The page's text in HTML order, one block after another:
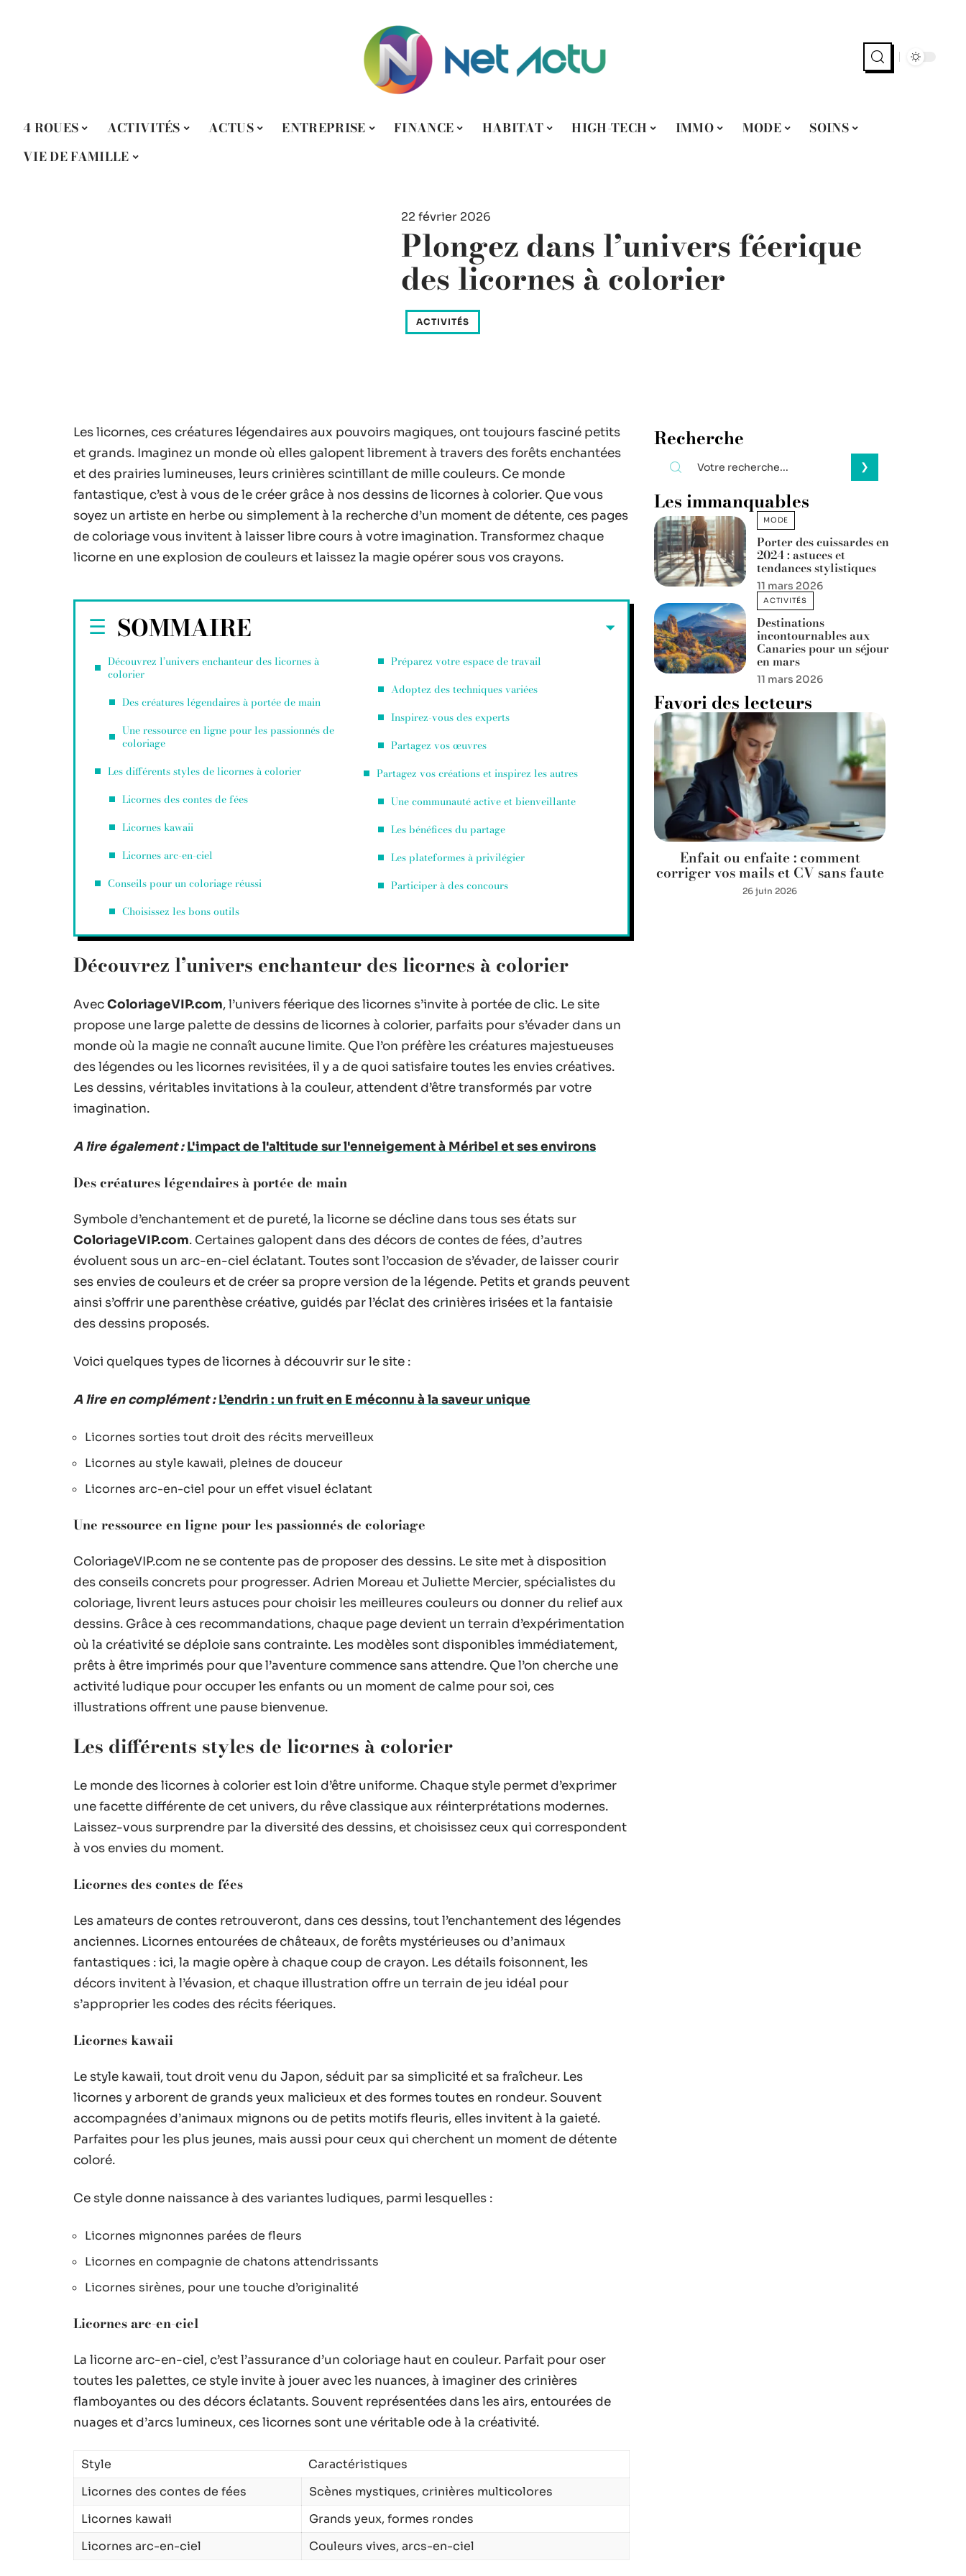
4 ROUES ACTIVITÉS ACTUS ENTREPRISE FINANCE HABITAT HIGH-TECH IMMO MODE
SOINS
VIE DE FAMILLE
22 février 2026
Plongez dans l’univers féerique
des licornes à colorier
ACTIVITÉS
Les licornes, ces créatures légendaires aux pouvoirs magiques, ont toujours fasciné petits
et grands. Imaginez un monde où elles galopent librement à travers des forêts enchantées
et des prairies lumineuses, leurs crinières scintillant de mille couleurs. Ce monde
fantastique, c’est à vous de le créer grâce à nos dessins de licornes à colorier. Que vous
soyez un artiste en herbe ou simplement à la recherche d’un moment de détente, ces pages
de coloriage vous invitent à laisser libre cours à votre imagination. Transformez chaque
licorne en une explosion de couleurs et laissez la magie opérer sous vos crayons.
SOMMAIRE
Découvrez l’univers enchanteur des licornes à
colorier
Des créatures légendaires à portée de main
Une ressource en ligne pour les passionnés de
coloriage
Les différents styles de licornes à colorier
Licornes des contes de fées
Licornes kawaii
Licornes arc-en-ciel
Conseils pour un coloriage réussi
Choisissez les bons outils
Préparez votre espace de travail
Adoptez des techniques variées
Inspirez-vous des experts
Partagez vos œuvres
Partagez vos créations et inspirez les autres
Une communauté active et bienveillante
Les bénéfices du partage
Les plateformes à privilégier
Participer à des concours
Découvrez l’univers enchanteur des licornes à colorier
AvecColoriageVIP.com, l’univers féerique des licornes s’invite à portée de clic. Le site
propose une large palette de dessins de licornes à colorier, parfaits pour s’évader dans un
monde où la magie ne connaît aucune limite. Que l’on préfère les créatures majestueuses
des légendes ou les licornes revisitées, il y a de quoi satisfaire toutes les envies créatives.
Les dessins, véritables invitations à la couleur, attendent d’être transformés par votre
imagination.
A lire également : L'impact de l'altitude sur l'enneigement à Méribel et ses environs
Des créatures légendaires à portée de main
Symbole d’enchantement et de pureté, la licorne se décline dans tous ses états sur
ColoriageVIP.com. Certaines galopent dans des décors de contes de fées, d’autres
évoluent sous un arc-en-ciel éclatant. Toutes sont l’occasion de s’évader, de laisser courir
ses envies de couleurs et de créer sa propre version de la légende. Petits et grands peuvent
ainsi s’offrir une parenthèse créative, guidés par l’éclat des crinières irisées et la fantaisie
des dessins proposés.
Voici quelques types de licornes à découvrir sur le site :
A lire en complément : L’endrin : un fruit en E méconnu à la saveur unique
Licornes sorties tout droit des récits merveilleux
Licornes au style kawaii, pleines de douceur
Licornes arc-en-ciel pour un effet visuel éclatant
Une ressource en ligne pour les passionnés de coloriage
ColoriageVIP.com ne se contente pas de proposer des dessins. Le site met à disposition
des conseils concrets pour progresser. Adrien Moreau et Juliette Mercier, spécialistes du
coloriage, livrent leurs astuces pour choisir les meilleures couleurs ou donner du relief aux
dessins. Grâce à ces recommandations, chaque page devient un terrain d’expérimentation
où la créativité se déploie sans contrainte. Les modèles sont disponibles immédiatement,
prêts à être imprimés pour que l’aventure commence sans attendre. Que l’on cherche une
activité ludique pour occuper les enfants ou un moment de calme pour soi, ces
illustrations offrent une pause bienvenue.
Les différents styles de licornes à colorier
Le monde des licornes à colorier est loin d’être uniforme. Chaque style permet d’exprimer
une facette différente de cet univers, du rêve classique aux réinterprétations modernes.
Laissez-vous surprendre par la diversité des dessins, et choisissez ceux qui correspondent
à vos envies du moment.
Licornes des contes de fées
Les amateurs de contes retrouveront, dans ces dessins, tout l’enchantement des légendes
anciennes. Licornes entourées de châteaux, de forêts mystérieuses ou d’animaux
fantastiques : ici, la magie opère à chaque coup de crayon. Les détails foisonnent, les
décors invitent à l’évasion, et chaque illustration offre un terrain de jeu idéal pour
s’approprier les codes des récits féeriques.
Licornes kawaii
Le style kawaii, tout droit venu du Japon, séduit par sa simplicité et sa fraîcheur. Les
licornes y arborent de grands yeux malicieux et des formes toutes en rondeur. Souvent
accompagnées d’animaux mignons ou de petits motifs fleuris, elles invitent à la gaieté.
Parfaites pour les plus jeunes, mais aussi pour ceux qui cherchent un moment de détente
coloré.
Ce style donne naissance à des variantes ludiques, parmi lesquelles :
Licornes mignonnes parées de fleurs
Licornes en compagnie de chatons attendrissants
Licornes sirènes, pour une touche d’originalité
Licornes arc-en-ciel
La licorne arc-en-ciel, c’est l’assurance d’un coloriage haut en couleur. Parfait pour oser
toutes les palettes, ce style invite à jouer avec les nuances, à imaginer des crinières
flamboyantes ou des décors éclatants. Souvent représentées dans les airs, entourées de
nuages et d’arcs lumineux, ces licornes sont une véritable ode à la créativité.
Style
Caractéristiques
Licornes des contes de fées
Scènes mystiques, crinières multicolores
Licornes kawaii
Grands yeux, formes rondes
Licornes arc-en-ciel
Couleurs vives, arcs-en-ciel
Recherche
Les immanquables
MODE
Porter des cuissardes en
2024 : astuces et
tendances stylistiques
11 mars 2026
ACTIVITÉS
Destinations
incontournables aux
Canaries pour un séjour
en mars
11 mars 2026
Favori des lecteurs
Enfait ou enfaite : comment
corriger vos mails et CV sans faute
26 juin 2026